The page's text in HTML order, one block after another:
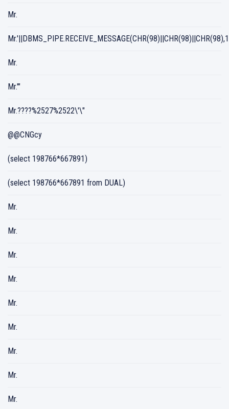
Mr.
Mr.
Mr.'"
Mr.????%2527%2522\'\"
@@CNGcy
(select 198766*667891)
(select 198766*667891 from DUAL)
Mr.
Mr.
Mr.
Mr.
Mr.
Mr.
Mr.
Mr.
Mr.